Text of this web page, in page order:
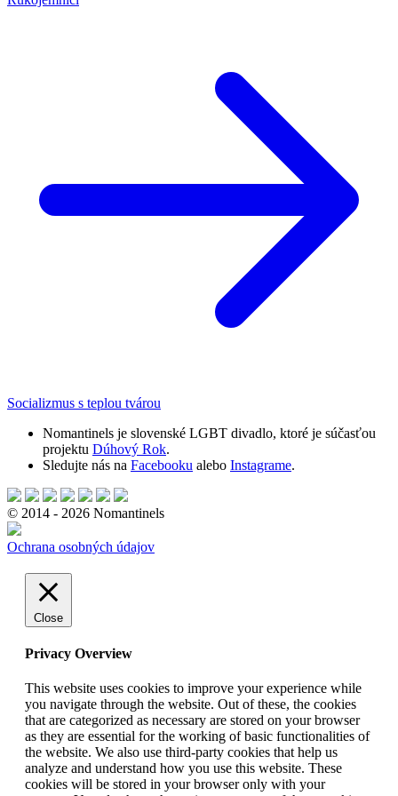
Socializmus s teplou tvárou
Nomantinels je slovenské LGBT divadlo, ktoré je súčasťou
projektu Dúhový Rok.
Sledujte nás na Facebooku alebo Instagrame.
© 2014 - 2026 Nomantinels
Ochrana osobných údajov
Close
Privacy Overview
This website uses cookies to improve your experience while
you navigate through the website. Out of these, the cookies
that are categorized as necessary are stored on your browser
as they are essential for the working of basic functionalities of
the website. We also use third-party cookies that help us
analyze and understand how you use this website. These
cookies will be stored in your browser only with your